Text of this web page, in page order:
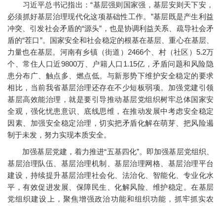
习近平总书记指出：“基层强则国家强，基层安则天下安，
必须抓好基层治理现代化这项基础性工作。”基层既是产生利益
冲突、引发社会矛盾的“源头”，也是协调利益关系、疏导社会矛
盾的“茬口”。国家安全和社会稳定的根基在基层、重心在基层、
力量也在基层。河南有乡镇（街道）2466个、村（社区）5.2万
个、常住人口近9800万、户籍人口1.15亿，矛盾问题和风险隐
患分布广、触点多、燃点低。与新形势下维护安全稳定的要求
相比，当前我省基层治理还存在不少短板弱项。加强党建引领
基层高效能治理，就是要引导推动基层党组织树牢总体国家安
全观，强化忧患意识、底线思维，在推动发展中考虑安全稳定
因素、加强安全稳定治理，切实把矛盾化解在萌芽、把风险遏
制于未发，努力实现本质安全。
加强基层党建，着力推进“五基四化”。即加强基层党组织、
基层治理队伍、基层治理机制、基层治理网格、基层治理平台
建设，持续提升基层治理社会化、法治化、智能化、专业化水
平，有效促进发展、保障民生、化解风险、维护稳定。在基层
党组织建设上，聚焦增强政治功能和组织功能，抓牢抓实农